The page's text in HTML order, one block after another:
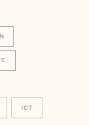
ICT